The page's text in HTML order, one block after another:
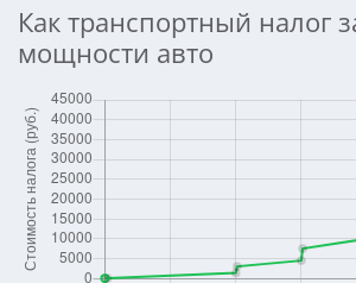
Как транспортный налог
мощности авто